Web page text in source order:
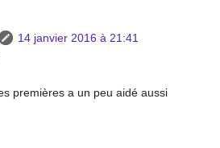
14 janvier 2016 à 21:41
premières a un peu aidé aussi